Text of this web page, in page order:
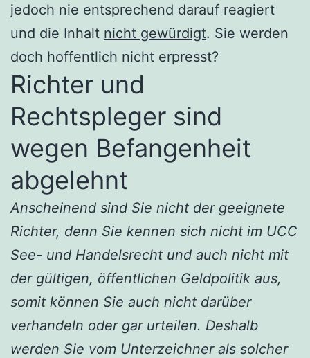
jedoch nie entsprechend darauf reagiert
und die Inhalt nicht gewürdigt. Sie werden
doch hoffentlich nicht erpresst?
Richter und
Rechtspleger sind
wegen Befangenheit
abgelehnt
Anscheinend sind Sie nicht der geeignete
Richter, denn Sie kennen sich nicht im UCC
See- und Handelsrecht und auch nicht mit
der gültigen, öffentlichen Geldpolitik aus,
somit können Sie auch nicht darüber
verhandeln oder gar urteilen. Deshalb
werden Sie vom Unterzeichner als solcher